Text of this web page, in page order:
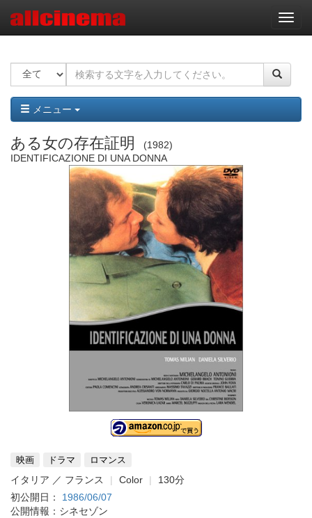
ナ
ビ
ー
ョ
ン
メニュー
ある女の存在証明
1982
IDENTIFICAZIONE DI UNA DONNA
映画 ドラマ ロマンス
イタリア ／ フランス Color
130分
初公開日： 1986/06/07
公開情報：シネセゾン